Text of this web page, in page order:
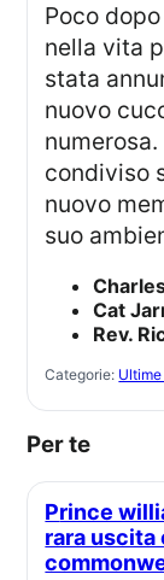
Poco dopo questo importante traguardo
nella vita
stata
nuovo
condiviso
nuovo
suo
Cat
Rev.
Categorie:
Per te
Prince william e kate middleton fanno una
rara uscita